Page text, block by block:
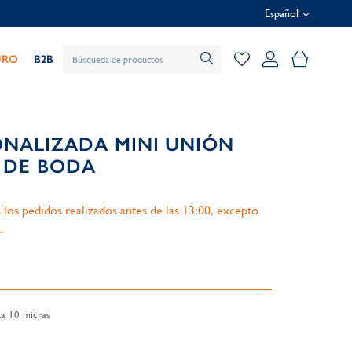
Español
B2B Mi cesta
MINI UNIÓN
BODA
pedidos realizados antes de las 13:00, excepto
10 micras